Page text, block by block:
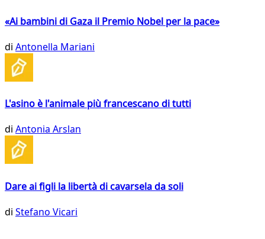
«Ai bambini di Gaza il Premio Nobel per la pace»
di Antonella Mariani
L'asino è l'animale più francescano di tutti
di Antonia Arslan
Dare ai figli la libertà di cavarsela da soli
di Stefano Vicari